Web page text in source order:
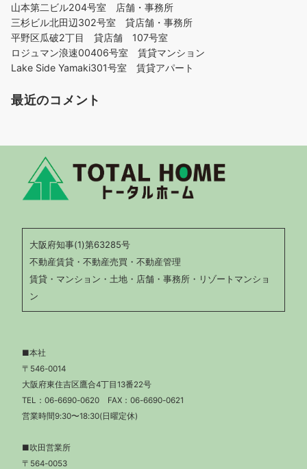
山本第二ビル204号室 店舗・事務所
三杉ビル北田辺302号室 貸店舗・事務所
平野区瓜破2丁目 貸店舗 107号室
ロジュマン浪速00406号室 賃貸マンション
Lake Side Yamaki301号室 賃貸アパート
最近のコメント
大阪府知事(1)第63285号
不動産賃貸・不動産売買・不動産管理
賃貸・マンション・土地・店舗・事務所・リゾートマンショ
ン
■本社
〒546-0014
大阪府東住吉区鷹合4丁目13番22号
TEL： 06-6690-0620 FAX：06-6690-0621
営業時間9:30〜18:30(日曜定休)
■吹田営業所
〒564-0053